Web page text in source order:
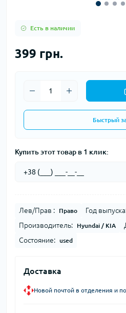
Есть в наличии
399 грн.
Быстрый
Купить этот товар в 1 клик:
Лев/Прав : Право Год
Производитель: Hyundai / KIA
Состояние: used
Доставка
Новой почтой в отделения и